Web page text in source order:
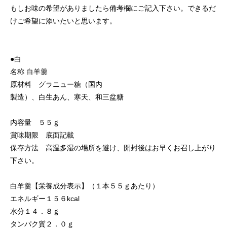
もしお味の希望がありましたら備考欄にご記入下さい。できるだ
けご希望に添いたいと思います。
●白
名称 白羊羹
原材料 グラニュー糖（国内
製造）、白生あん、寒天、和三盆糖
内容量 ５５ｇ
賞味期限 底面記載
保存方法 高温多湿の場所を避け、開封後はお早くお召し上がり
下さい。
白羊羹【栄養成分表示】（１本５５ｇあたり）
エネルギー１５６kcal
水分１４．８ｇ
タンパク質２．０ｇ